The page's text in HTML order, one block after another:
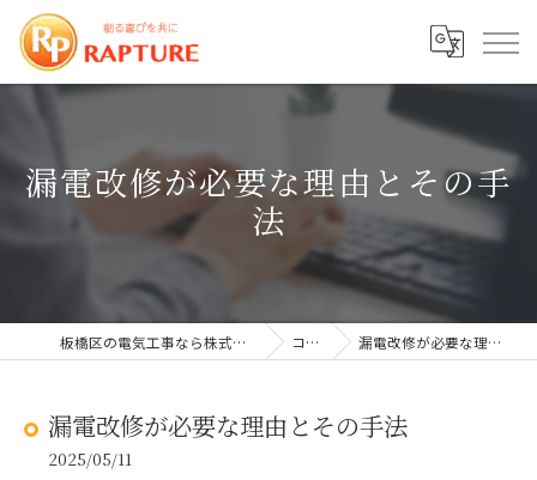
漏電改修が必要な理由とその手
法
板橋区の電気工事なら株式会社ラプチャー コラム 漏電改修が必要な理由とその手法
漏電改修が必要な理由とその手法
2025/05/11